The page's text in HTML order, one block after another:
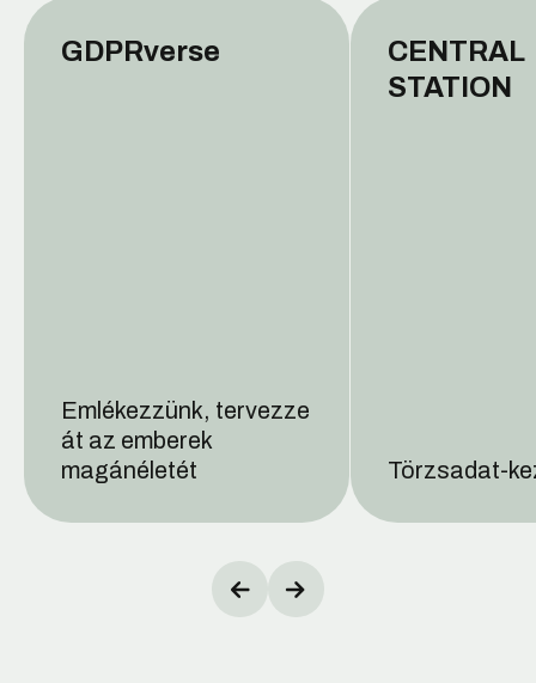
GDPRverse​
Emlékezzünk, tervezze
át az emberek
magánéletét
CENTRAL
STATION
Törzsadat-